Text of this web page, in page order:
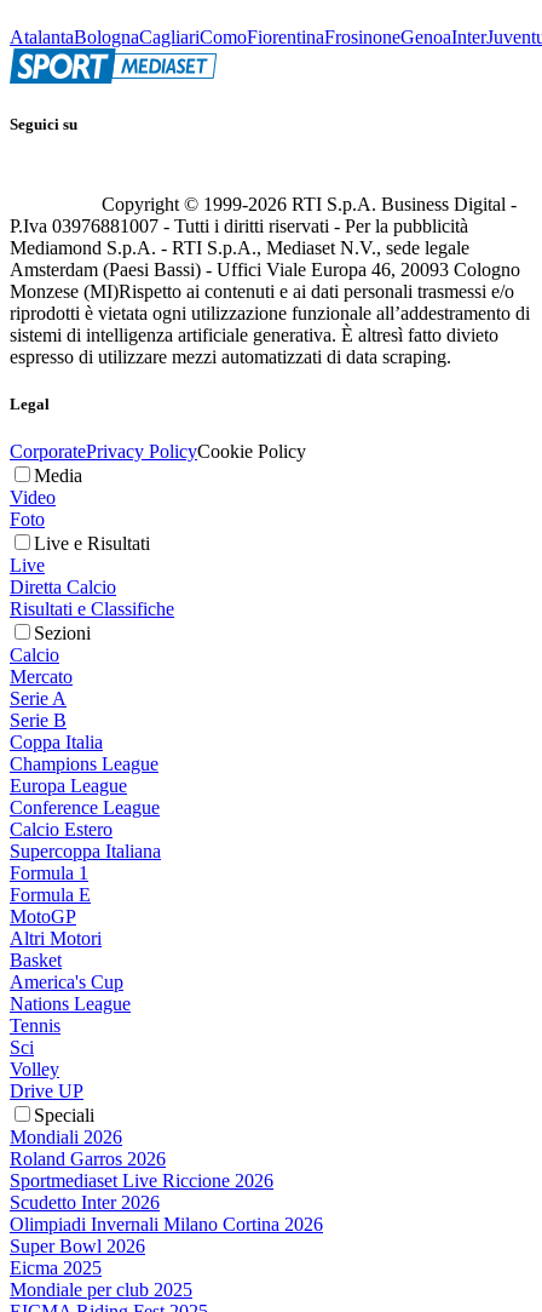
AtalantaBolognaCagliariComoFiorentinaFrosinoneGenoaInter
Seguici su
Copyright © 1999-2026 RTI S.p.A. Business Digital -
P.Iva 03976881007 - Tutti i diritti riservati - Per la pubblicità
Mediamond S.p.A. - RTI S.p.A., Mediaset N.V., sede legale
Amsterdam (Paesi Bassi) - Uffici Viale Europa 46, 20093 Cologno
Monzese (MI)Rispetto ai contenuti e ai dati personali trasmessi e/o
riprodotti è vietata ogni utilizzazione funzionale all’addestramento di
sistemi di intelligenza artificiale generativa. È altresì fatto divieto
espresso di utilizzare mezzi automatizzati di data scraping.
Legal
CorporatePrivacy PolicyCookie Policy
Media
Video
Foto
Live e Risultati
Live
Diretta Calcio
Risultati e Classifiche
Sezioni
Calcio
Mercato
Serie A
Serie B
Coppa Italia
Champions League
Europa League
Conference League
Calcio Estero
Supercoppa Italiana
Formula 1
Formula E
MotoGP
Altri Motori
Basket
America's Cup
Nations League
Tennis
Sci
Volley
Drive UP
Speciali
Mondiali 2026
Roland Garros 2026
Sportmediaset Live Riccione 2026
Scudetto Inter 2026
Olimpiadi Invernali Milano Cortina 2026
Super Bowl 2026
Eicma 2025
Mondiale per club 2025